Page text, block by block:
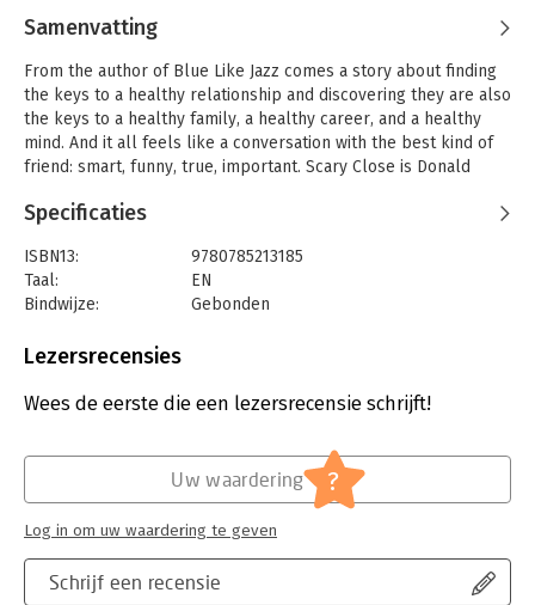
Samenvatting
From the author of Blue Like Jazz comes a story about finding
the keys to a healthy relationship and discovering they are also
the keys to a healthy family, a healthy career, and a healthy
mind. And it all feels like a conversation with the best kind of
friend: smart, funny, true, important. Scary Close is Donald
Specificaties
ISBN13:
9780785213185
Taal:
EN
Bindwijze:
Gebonden
Uitgever:
Lezersrecensies
Wees de eerste die een lezersrecensie schrijft!
Schrijf een recensie
Uw waardering ?
Log in om uw waardering te geven